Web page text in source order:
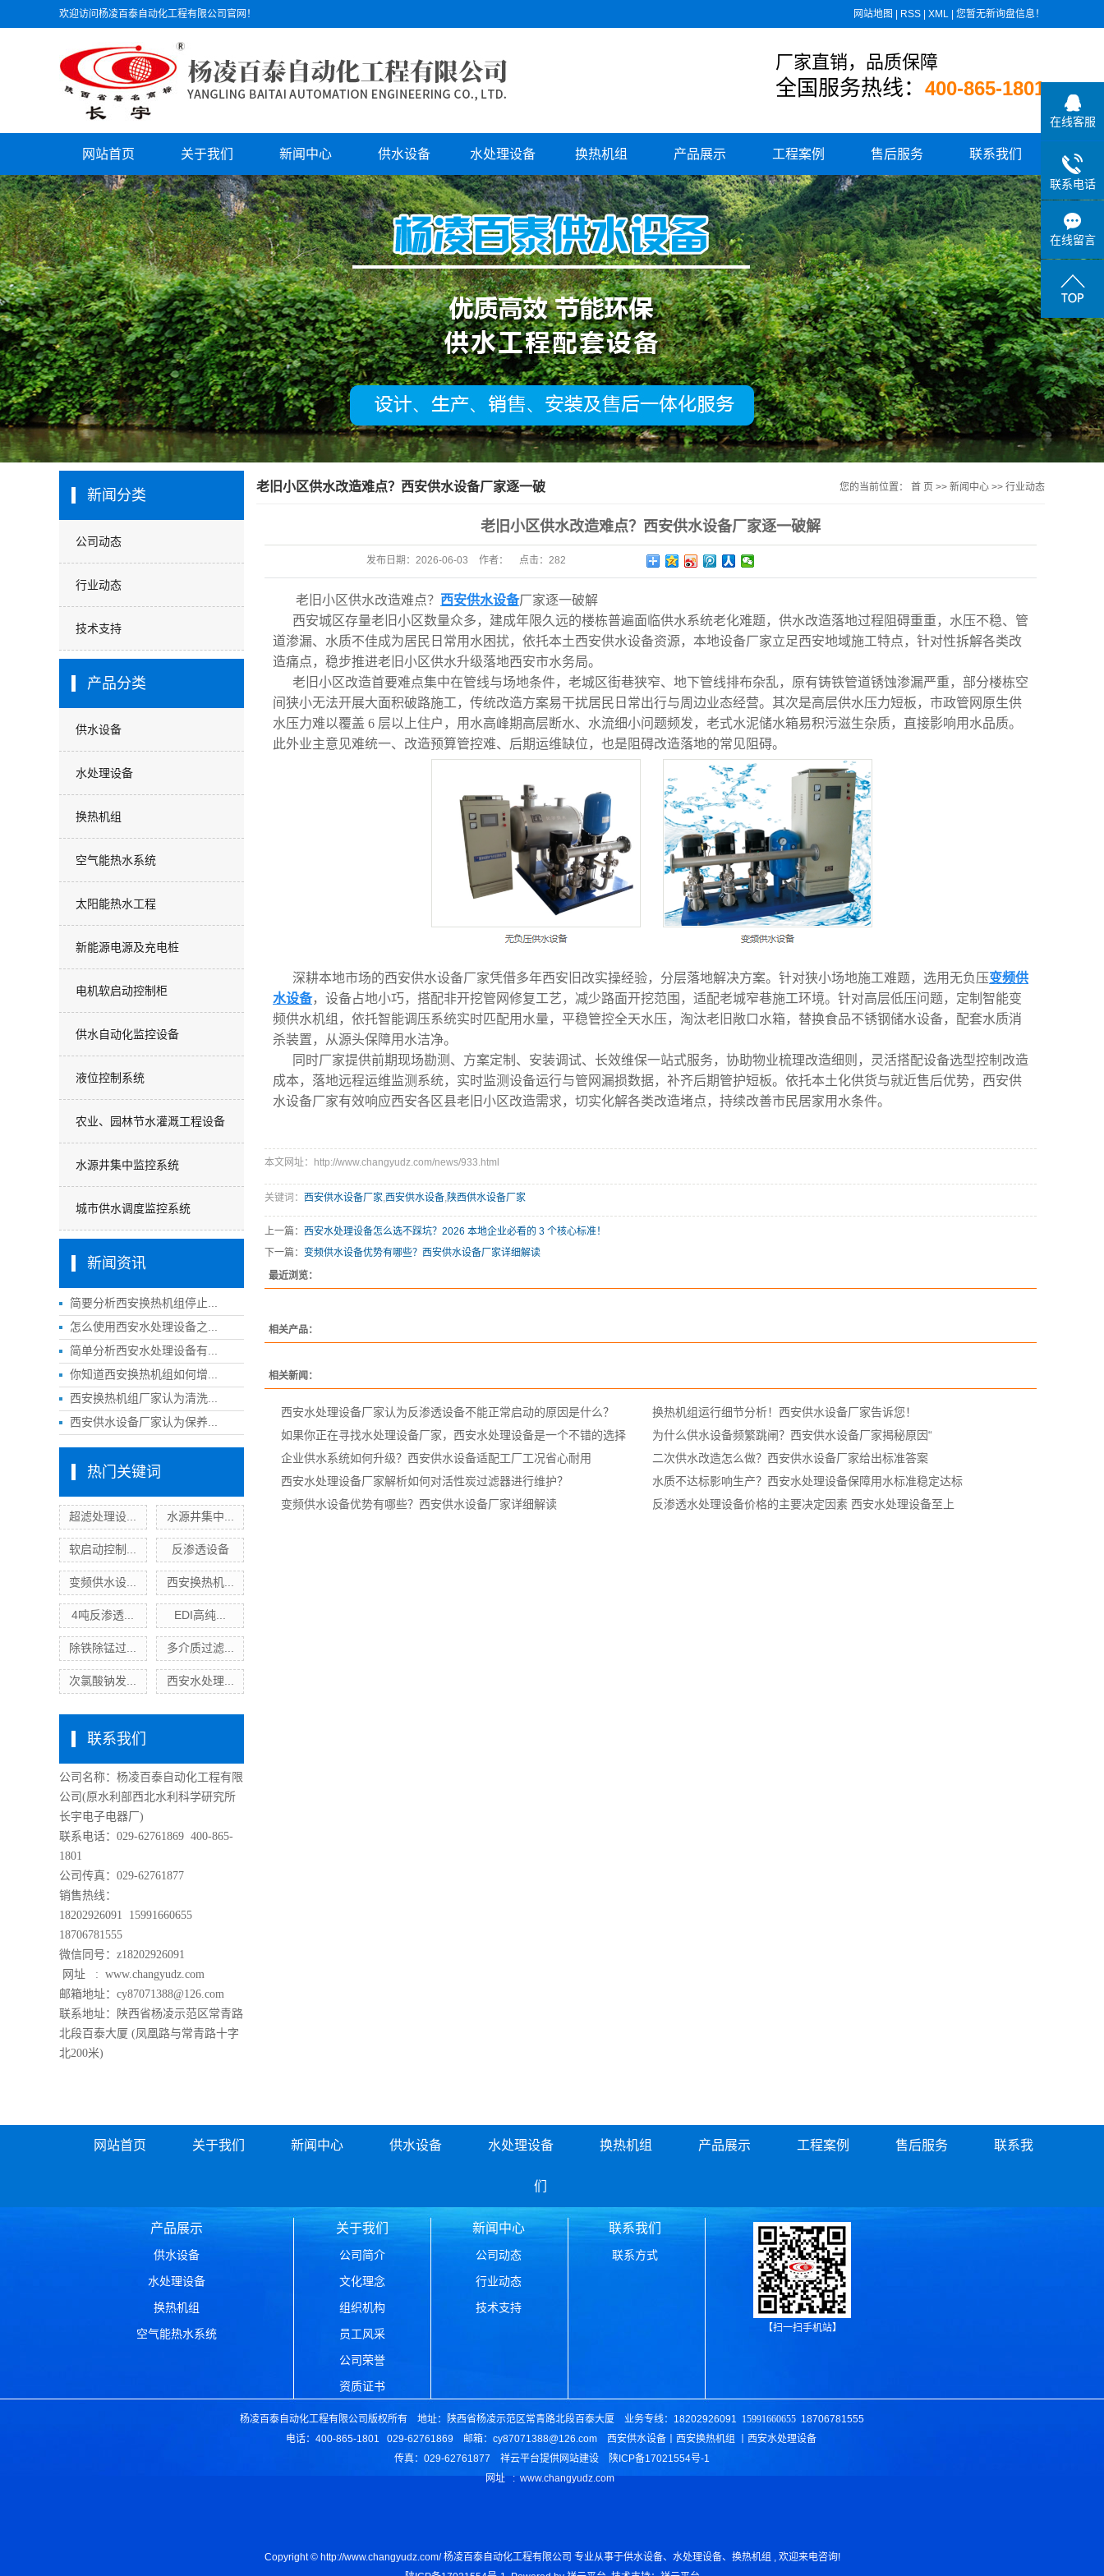
欢迎访问杨凌百泰自动化工程有限公司官网！ 网站地图 RSS XML 您暂无新询盘信息！
厂家直销，品质保障
全国服务热线： 400-865-1801
网站首页 关于我们
公司简介
文化理念
组织机构
员工风采
公司荣誉
资质证书
厂房展示
客户名录
营业执照
新闻中心
公司动态
行业动态
技术支持
供水设备 水处理设备 换热机组 产品展示 工程案例
住宅小区供水
城乡水厂供水
学校、医院供水
高速公路供水
小区板式换热设备
消防气体顶压设备
一体化净水器
售后服务 联系我们
新闻分类
公司动态
行业动态
技术支持
产品分类
供水设备
水处理设备
换热机组
空气能热水系统
太阳能热水工程
新能源电源及充电桩
电机软启动控制柜
供水自动化监控设备
液位控制系统
农业、园林节水灌溉工程设备
水源井集中监控系统
城市供水调度监控系统
新闻资讯
简要分析西安换热机组停止...
怎么使用西安水处理设备之...
简单分析西安水处理设备有...
你知道西安换热机组如何增...
西安换热机组厂家认为清洗...
西安供水设备厂家认为保养...
热门关键词
超滤处理设... 水源井集中...
软启动控制... 反渗透设备
变频供水设... 西安换热机...
4吨反渗透... EDI高纯...
除铁除锰过... 多介质过滤...
次氯酸钠发... 西安水处理...
联系我们
公司名称：杨凌百泰自动化工程有限
公司 (原水利部西北水利科学研究所
长宇电子电器厂)
联系电话：029-62761869 400-865-
1801
公司传真：029-62761877
销售热线：
18202926091 15991660655
18706781555
微信同号：z18202926091
网址 : www.changyudz.com
邮箱地址：cy87071388@126.com
联系地址：陕西省杨凌示范区常青路
北段百泰大厦 (凤凰路与常青路十字
北200米)
老旧小区供水改造难点？西安供水设备厂家逐一破 您的当前位置： 首 页 >> 新闻中心 >> 行业动态
老旧小区供水改造难点？西安供水设备厂家逐一破解
发布日期： 2026-06-03 作者： 点击： 282
老旧小区供水改造难点？ 西安供水设备厂家逐一破解
西安城区存量老旧小区数量众多，建成年限久远的楼栋普遍面临供水系统老化难题，供水改造落地过程阻碍重重，水压不稳、管
道渗漏、水质不佳成为居民日常用水困扰，依托本土西安供水设备资源，本地设备厂家立足西安地域施工特点，针对性拆解各类改
造痛点，稳步推进老旧小区供水升级落地西安市水务局。
老旧小区改造首要难点集中在管线与场地条件，老城区街巷狭窄、地下管线排布杂乱，原有铸铁管道锈蚀渗漏严重，部分楼栋空
间狭小无法开展大面积破路施工，传统改造方案易干扰居民日常出行与周边业态经营。其次是高层供水压力短板，市政管网原生供
水压力难以覆盖 6 层以上住户，用水高峰期高层断水、水流细小问题频发，老式水泥储水箱易积污滋生杂质，直接影响用水品质。
此外业主意见难统一、改造预算管控难、后期运维缺位，也是阻碍改造落地的常见阻碍。
深耕本地市场的西安供水设备厂家凭借多年西安旧改实操经验，分层落地解决方案。针对狭小场地施工难题，选用无负压变频供
水设备，设备占地小巧，搭配非开挖管网修复工艺，减少路面开挖范围，适配老城窄巷施工环境。针对高层低压问题，定制智能变
频供水机组，依托智能调压系统实时匹配用水量，平稳管控全天水压，淘汰老旧敞口水箱，替换食品不锈钢储水设备，配套水质消
杀装置，从源头保障用水洁净。
同时厂家提供前期现场勘测、方案定制、安装调试、长效维保一站式服务，协助物业梳理改造细则，灵活搭配设备选型控制改造
成本，落地远程运维监测系统，实时监测设备运行与管网漏损数据，补齐后期管护短板。依托本土化供货与就近售后优势， 西安供
水设备厂家有效响应西安各区县老旧小区改造需求，切实化解各类改造堵点，持续改善市民居家用水条件。
本文网址：http://www.changyudz.com/news/933.html
关键词： 西安供水设备厂家,西安供水设备,陕西供水设备厂家
上一篇： 西安水处理设备怎么选不踩坑？2026 本地企业必看的 3 个核心标准！
下一篇： 变频供水设备优势有哪些？西安供水设备厂家详细解读
最近浏览：
相关产品：
相关新闻：
西安水处理设备厂家认为反渗透设备不能正常启动的原因是什么？
换热机组运行细节分析！西安供水设备厂家告诉您！
如果你正在寻找水处理设备厂家，西安水处理设备是一个不错的选择
为什么供水设备频繁跳闸？西安供水设备厂家揭秘原因“
企业供水系统如何升级？西安供水设备适配工厂工况省心耐用
二次供水改造怎么做？西安供水设备厂家给出标准答案
西安水处理设备厂家解析如何对活性炭过滤器进行维护？
水质不达标影响生产？西安水处理设备保障用水标准稳定达标
变频供水设备优势有哪些？西安供水设备厂家详细解读
反渗透水处理设备价格的主要决定因素 西安水处理设备至上
网站首页 关于我们 新闻中心 供水设备 水处理设备 换热机组 产品展示 工程案例 售后服务 联系我
们
产品展示
供水设备
水处理设备
换热机组
空气能热水系统
关于我们
公司简介
文化理念
组织机构
员工风采
公司荣誉
资质证书
新闻中心
公司动态
行业动态
技术支持
联系我们
联系方式
【扫一扫手机站】
杨凌百泰自动化工程有限公司版权所有 地址：陕西省杨凌示范区常青路北段百泰大厦 业务专线：18202926091 15991660655 18706781555
电话：400-865-1801 029-62761869 邮箱：cy87071388@126.com
西安供水设备丨西安换热机组 丨西安水处理设备
传真：029-62761877 祥云平台提供网站建设 陕ICP备17021554号-1
网址 :www.changyudz.com
Copyright © http://www.changyudz.com/ 杨凌百泰自动化工程有限公司 专业从事于供水设备、水处理设备、换热机组 , 欢迎来电咨询!
在线客服
联系电话
在线留言